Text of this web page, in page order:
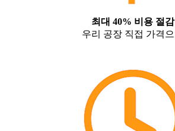
최대 40% 비용 절감
우리 공장 직접 가격